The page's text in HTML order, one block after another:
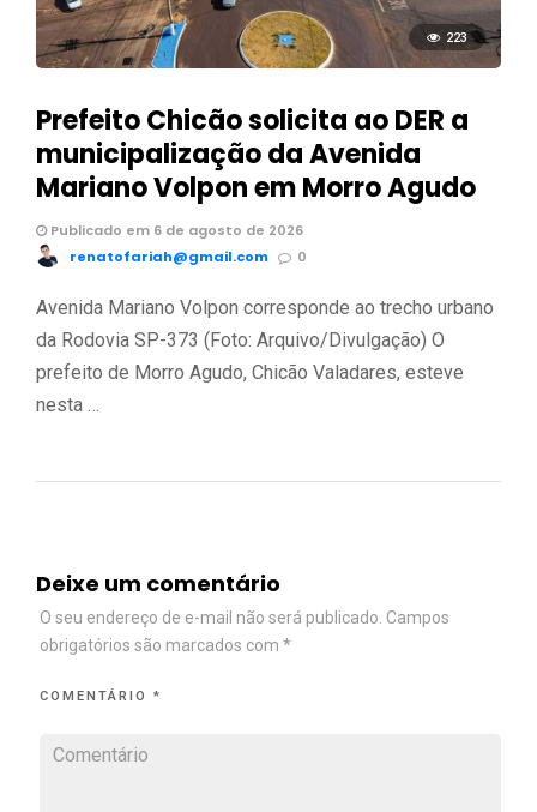
223
Prefeito Chicão solicita ao DER a
municipalização da Avenida
Mariano Volpon em Morro Agudo
Publicado em 6 de agosto de 2026
renatofariah@gmail.com
0
Avenida Mariano Volpon corresponde ao trecho urbano
da Rodovia SP-373 (Foto: Arquivo/Divulgação) O
prefeito de Morro Agudo, Chicão Valadares, esteve
nesta …
Deixe um comentário
O seu endereço de e-mail não será publicado. Campos
obrigatórios são marcados com *
COMENTÁRIO *